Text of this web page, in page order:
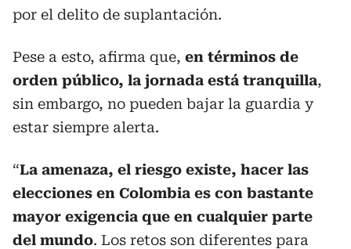
por el delito de suplantación.
Pese a esto, afirma que, en términos de
orden público, la jornada está tranquilla,
sin embargo, no pueden bajar la guardia y
estar siempre alerta.
“La amenaza, el riesgo existe, hacer las
elecciones en Colombia es con bastante
mayor exigencia que en cualquier parte
del mundo. Los retos son diferentes para